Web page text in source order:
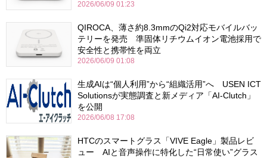
2026/06/09 01:23
QIROCA、薄さ約8.3mmのQi2対応モバイルバッ
テリーを発売 準固体リチウムイオン電池採用で
安全性と携帯性を両立
2026/06/09 01:08
生成AIは“個人利用”から“組織活用”へ USEN ICT
Solutionsが実態調査と新メディア「AI-Clutch」
を公開
2026/06/08 17:08
HTCのスマートグラス「VIVE Eagle」製品レビ
ュー AIと音声操作に特化した“日常使い”グラス